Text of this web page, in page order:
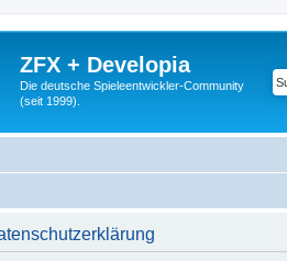
ZFX + Developia
Die deutsche Spieleentwickler-Community
(seit 1999).